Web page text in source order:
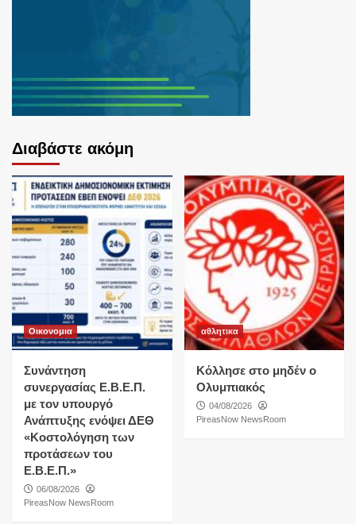
Διαβάστε ακόμη
Οικονομια
Συνάντηση
συνεργασίας Ε.Β.Ε.Π.
με τον υπουργό
Ανάπτυξης ενόψει ΔΕΘ
«Κοστολόγηση των
προτάσεων του
Ε.Β.Ε.Π.»
06/08/2026
PireasNow NewsRoom
αθλητικα
Κόλλησε στο μηδέν ο
Ολυμπιακός
04/08/2026
PireasNow NewsRoom